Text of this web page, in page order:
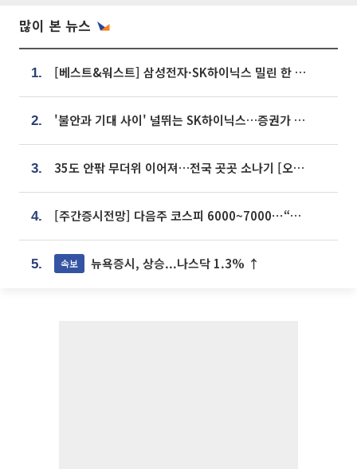
많이 본 뉴스
1. [베스트&워스트] 삼성전자·SK하이닉스 밀린 한 주…상상인증권은 85% 급등
2. '불안과 기대 사이' 널뛰는 SK하이닉스…증권가 "HBM4·LTA 기반 펀터멘털 견고"
3. 35도 안팎 무더위 이어져…전국 곳곳 소나기 [오늘 날씨]
4. [주간증시전망] 다음주 코스피 6000~7000⋯“外人 수급은 정책이 변수”
5. 속보 뉴욕증시, 상승...나스닥 1.3% ↑